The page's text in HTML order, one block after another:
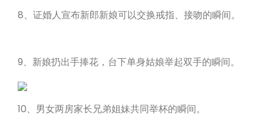
8、证婚人宣布新郎新娘可以交换戒指、接吻的瞬间。
9、新娘扔出手捧花，台下单身姑娘举起双手的瞬间。
10、男女两房家长兄弟姐妹共同举杯的瞬间。